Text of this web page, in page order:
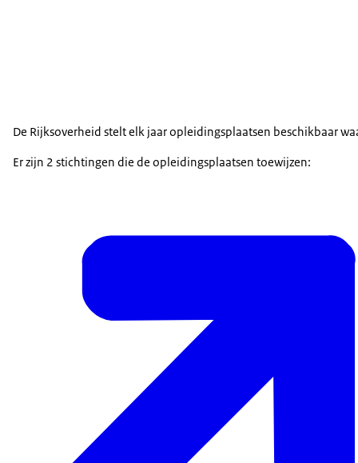
De Rijksoverheid stelt elk jaar opleidingsplaatsen beschikbaar
Er zijn 2 stichtingen die de opleidingsplaatsen toewijzen: